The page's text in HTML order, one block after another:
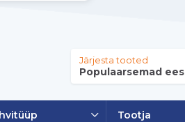
Järjesta tooted
Populaarsemad ees
Tootja